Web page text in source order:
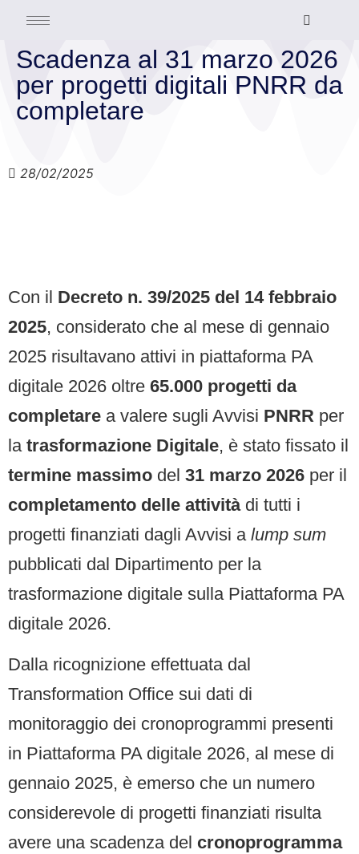
Scadenza al 31 marzo 2026
per progetti digitali PNRR da
completare
28/02/2025
Con il Decreto n. 39/2025 del 14 febbraio
2025, considerato che al mese di gennaio
2025 risultavano attivi in piattaforma PA
digitale 2026 oltre 65.000 progetti da
completare a valere sugli Avvisi PNRR per
la trasformazione Digitale, è stato fissato il
termine massimo del 31 marzo 2026 per il
completamento delle attivitàdi tutti i
progetti finanziati dagli Avvisi alump sum
pubblicati dal Dipartimento per la
trasformazione digitale sulla Piattaforma PA
digitale 2026.
Dalla ricognizione effettuata dal
Transformation Office sui dati di
monitoraggio dei cronoprogrammi presenti
in Piattaforma PA digitale 2026, al mese di
gennaio 2025, è emerso che un numero
considerevole di progetti finanziati risulta
avere una scadenza del cronoprogramma